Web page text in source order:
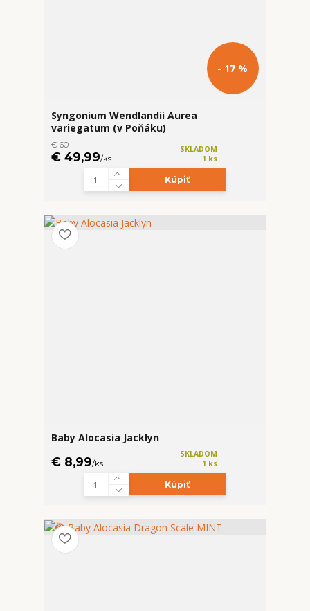
- 17 %
Syngonium Wendlandii Aurea
variegatum (v Poňáku)
€ 60
€ 49,99/ks
SKLADOM
1 ks
Kúpiť
Baby Alocasia Jacklyn
€ 8,99/ks
SKLADOM
1 ks
Kúpiť